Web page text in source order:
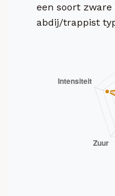
een soort
abdij/trappist